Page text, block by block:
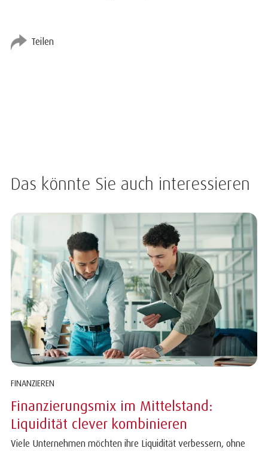
Teilen
Das könnte Sie auch interessieren
FINANZIEREN
Finanzierungsmix im Mittelstand:
Liquidität clever kombinieren
Viele Unternehmen möchten ihre Liquidität verbessern, ohne